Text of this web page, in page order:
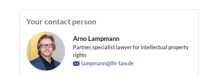
Your contact person
Arno Lampmann
Partner, specialist lawyer for intellectual property
rights
lampmann@lhr-law.de